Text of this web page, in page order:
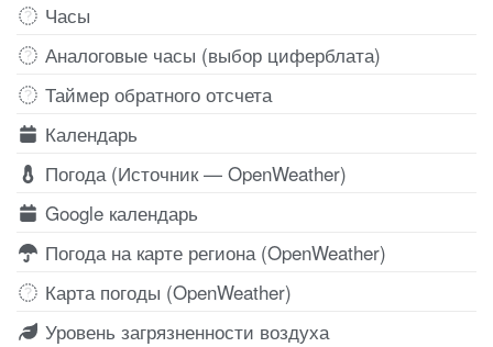
Часы
Аналоговые часы (выбор циферблата)
Таймер обратного отсчета
Календарь
Погода (Источник — OpenWeather)
Google календарь
Погода на карте региона (OpenWeather)
Карта погоды (OpenWeather)
Уровень загрязненности воздуха